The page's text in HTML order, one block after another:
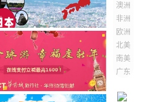
澳洲
非洲
欧洲
北美
南美
广东